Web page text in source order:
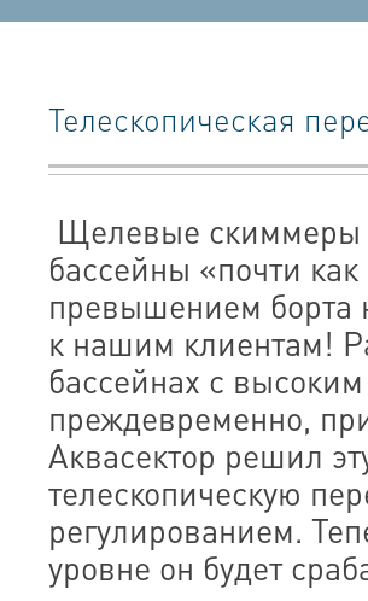
Телескопическая
Щелевые скиммеры
бассейны «почти
превышением
к нашим клиентам!
бассейнах с
преждевременно,
Аквасектор решил
телескопическую
регулированием.
уровне он будет